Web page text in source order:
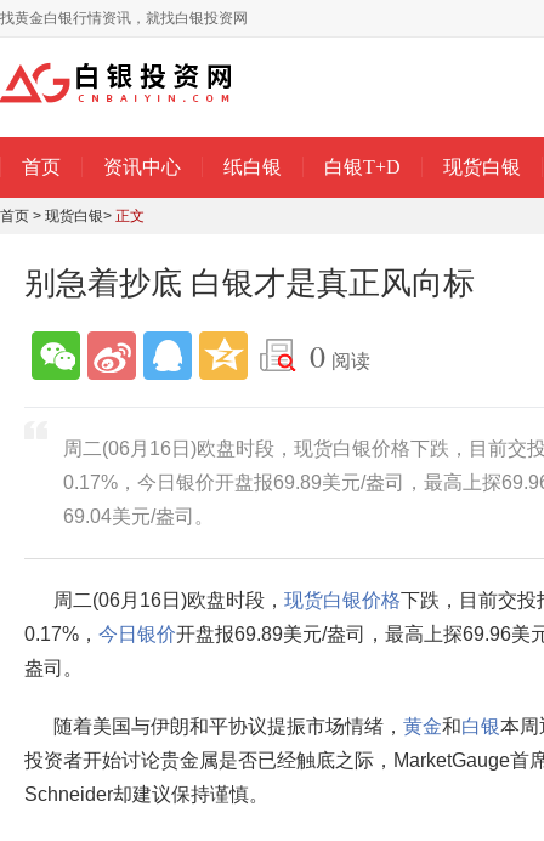
找黄金白银行情资讯，就找白银投资网
首页 资讯中心 纸白银 白银T+D 现货白银
首页 > 现货白银> 正文
别急着抄底 白银才是真正风向标
0 阅读
周二(06月16日)欧盘时段，现货白银价格下跌，目前交
0.17%，今日银价开盘报69.89美元/盎司，最高上探
69.04美元/盎司。
周二(06月16日)欧盘时段， 现货白银价格下跌，目前交投
0.17%， 今日银价开盘报69.89美元/盎司，最高上探69.96美
盎司。
随着美国与伊朗和平协议提振市场情绪， 黄金和白银本周
投资者开始讨论贵金属是否已经触底之际，MarketGauge首
Schneider却建议保持谨慎。